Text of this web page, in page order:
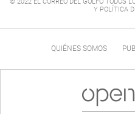
Y POLÍTICA
QUIÉNES SOMOS